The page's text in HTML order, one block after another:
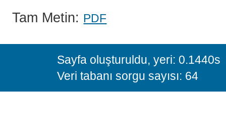
Tam Metin: PDF
Sayfa oluşturuldu, yeri: 0.1440s
Veri tabanı sorgu sayısı: 64